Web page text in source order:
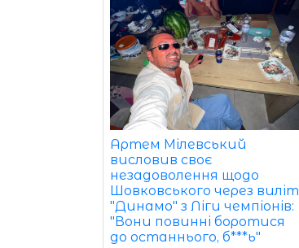
Артем Мілевський
висловив своє
незадоволення щодо
Шовковського через виліт
"Динамо" з Ліги чемпіонів:
"Вони повинні боротися
до останнього, б***ь"